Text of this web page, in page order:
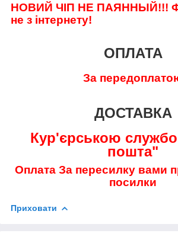
НОВИЙ ЧІП НЕ ПАЯННЫЙ!!!
не з інтернету!
ОПЛАТА
За
ДОСТАВКА
Кур'єрською
пошта"
Оплата За пересилку вами
посилки
Приховати